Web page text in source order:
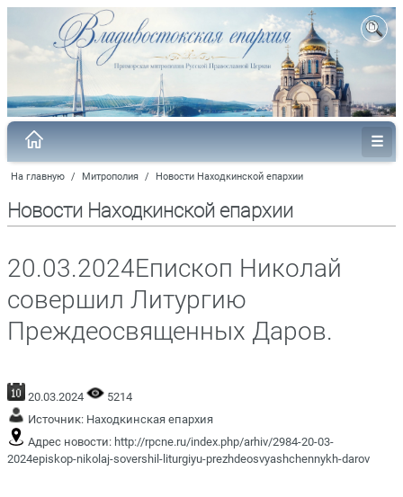
На главную / Митрополия / Новости Находкинской епархии
Новости Находкинской епархии
20.03.2024Епископ Николай
совершил Литургию
Преждеосвященных Даров.
20.03.2024
5214
Источник: Находкинская епархия
Адрес новости: http://rpcne.ru/index.php/arhiv/2984-20-03-
2024episkop-nikolaj-sovershil-liturgiyu-prezhdeosvyashchennykh-darov